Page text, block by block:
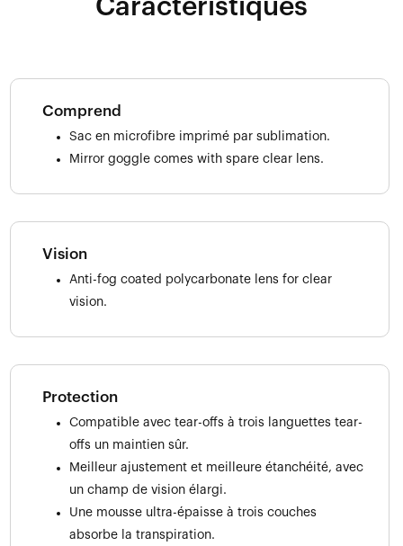
Caractéristiques
Comprend
Sac en microfibre imprimé par sublimation.
Mirror goggle comes with spare clear lens.
Vision
Anti-fog coated polycarbonate lens for clear
vision.
Protection
Compatible avec tear-offs à trois languettes tear-
offs un maintien sûr.
Meilleur ajustement et meilleure étanchéité, avec
un champ de vision élargi.
Une mousse ultra-épaisse à trois couches
absorbe la transpiration.